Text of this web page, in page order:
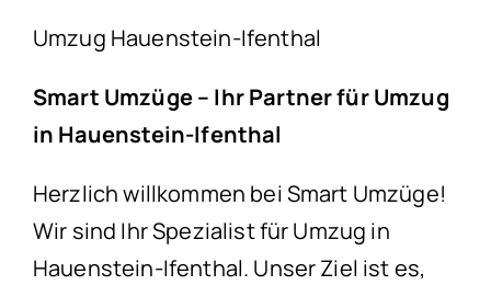
Umzug Hauenstein-Ifenthal
Smart Umzüge – Ihr Partner für Umzug
in Hauenstein-Ifenthal
Herzlich willkommen bei Smart Umzüge!
Wir sind Ihr Spezialist für Umzug in
Hauenstein-Ifenthal. Unser Ziel ist es,